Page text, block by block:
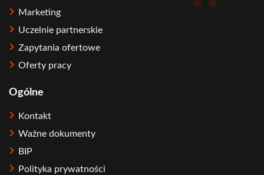
Marketing
Uczelnie partnerskie
Zapytania ofertowe
Oferty pracy
Ogólne
Kontakt
Ważne dokumenty
BIP
Polityka prywatności